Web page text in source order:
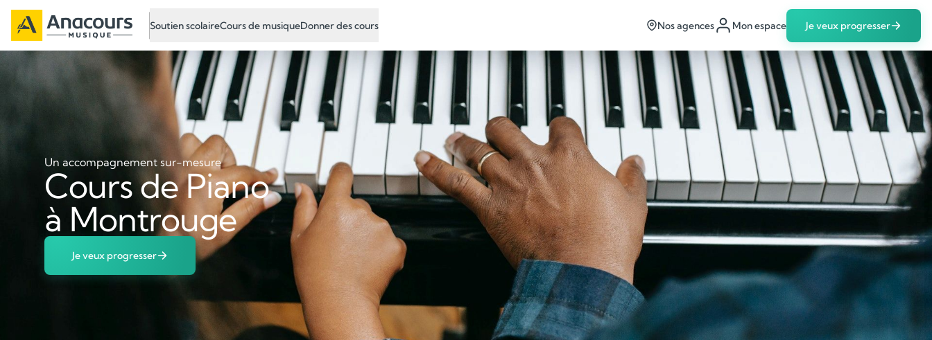
Soutien scolaireCours de musiqueDonner des cours Nos agences Mon espace Je veux progresser
Un accompagnement sur-mesure
Cours de Piano
à Montrouge
Je veux progresser